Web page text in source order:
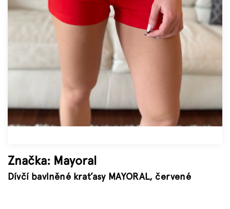
Značky
Značka: Mayoral
Dívčí bavlněné kraťasy MAYORAL, červené